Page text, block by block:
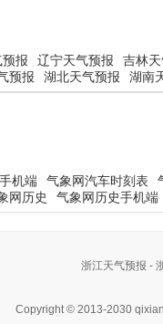
报 辽宁天气预报
吉林
预报 湖北天气预报 湖南
机端 气象网汽车时刻表
网历史 气象网历史手机端
浙江天气预报 -
Copyright © 2013-2030